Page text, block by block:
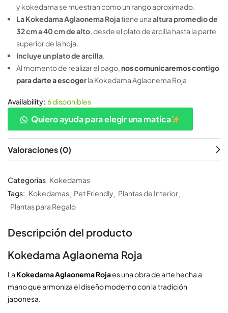
y kokedama se muestran como un rango aproximado.
LaKokedama Aglaonema Rojatiene unaaltura promedio de
32 cm a 40 cm de alto, desde el plato de arcilla hasta la parte
superior de la hoja.
Incluye un plato de arcilla.
Al momento de realizar el pago,nos comunicaremos contigo
para darte a escogerla Kokedama Aglaonema Roja
Availability: 6 disponibles
Quiero ayuda para elegir una matica
Valoraciones (0)
Categorías Kokedamas
Tags: Kokedamas Pet Friendly
Plantas de Interior
Plantas para Regalo
Descripción del producto
Kokedama Aglaonema Roja
La Kokedama Aglaonema Rojaes una obra de arte hecha a
mano que armoniza el diseño moderno con la tradición
japonesa.